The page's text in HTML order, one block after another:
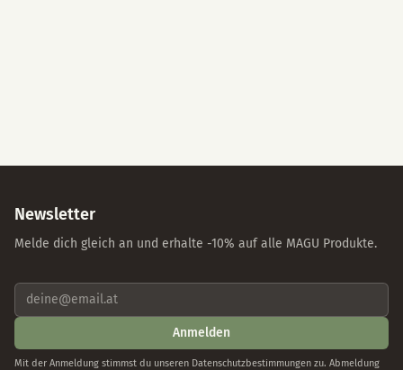
Newsletter
Melde dich gleich an und erhalte -10% auf alle MAGU Produkte.
Anmelden
Mit der Anmeldung stimmst du unseren Datenschutzbestimmungen zu. Abmeldung